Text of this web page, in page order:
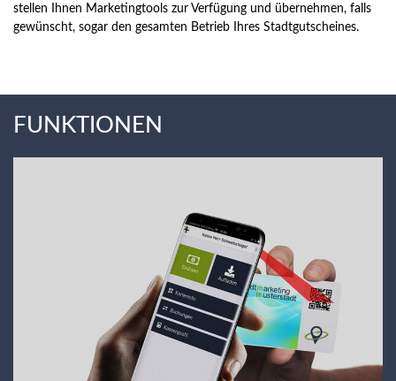
stellen Ihnen Marketingtools zur Verfügung und übernehmen, falls
gewünscht, sogar den gesamten Betrieb Ihres Stadtgutscheines.
FUNKTIONEN